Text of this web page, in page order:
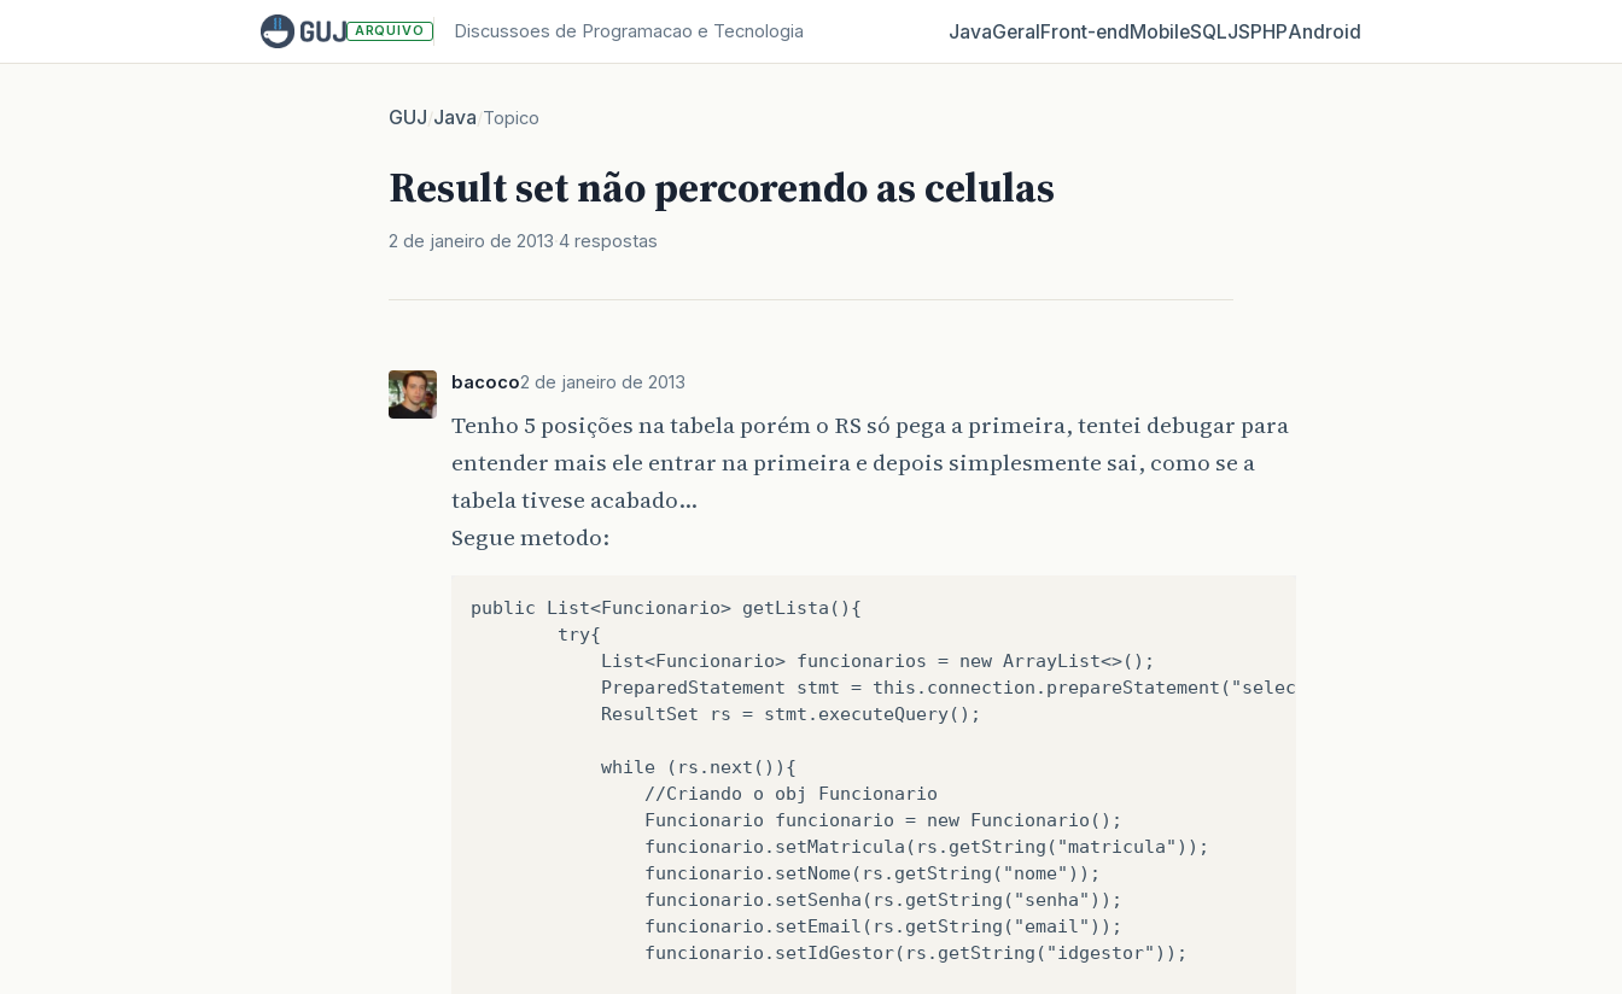
ARQUIVO Discussoes de Programacao e Tecnologia JavaGeralFront‑endMobileSQLJSPHPAndroid
GUJ/Java/Topico
Result set não percorendo as celulas
2 de janeiro de 2013 4 respostas
bacoco2 de janeiro de 2013
Tenho 5 posições na tabela porém o RS só pega a primeira, tentei debugar para
entender mais ele entrar na primeira e depois simplesmente sai, como se a
tabela tivese acabado...
Segue metodo:
public List<Funcionario> getLista(){
        try{
            List<Funcionario> funcionarios = new ArrayList<>();
            PreparedStatement stmt = this.connection.prepareStatement("select * from gestor");
            ResultSet rs = stmt.executeQuery();
            while (rs.next()){
                //Criando o obj Funcionario
                Funcionario funcionario = new Funcionario();
                funcionario.setMatricula(rs.getString("matricula"));
                funcionario.setNome(rs.getString("nome"));
                funcionario.setSenha(rs.getString("senha"));
                funcionario.setEmail(rs.getString("email"));
                funcionario.setIdGestor(rs.getString("idgestor"));